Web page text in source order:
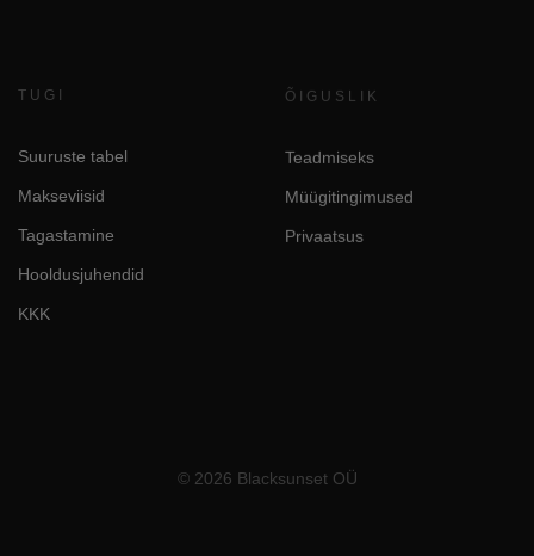
TUGI
Suuruste tabel
Makseviisid
Tagastamine
Hooldusjuhendid
KKK
ÕIGUSLIK
Teadmiseks
Müügitingimused
Privaatsus
© 2026 Blacksunset OÜ